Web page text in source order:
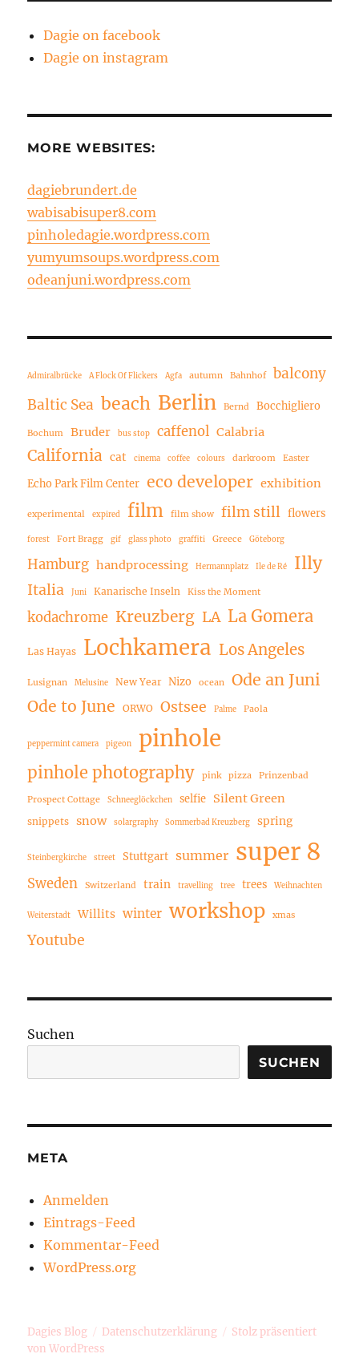
Dagie on facebook
Dagie on instagram
MORE WEBSITES:
dagiebrundert.de
wabisabisuper8.com
pinholedagie.wordpress.com
yumyumsoups.wordpress.com
odeanjuni.wordpress.com
Admiralbrücke A Flock Of Flickers Agfa autumn Bahnhof
balcony
Baltic Sea beach Berlin Bernd Bocchigliero
Bochum Bruder bus stop caffenol Calabria
California cat cinema coffee colours darkroom Easter
Echo Park Film Center eco developer exhibition
experimental expired film film show film still flowers
forest Fort Bragg gif glass photo graffiti Greece Göteborg
Hamburg handprocessing Hermannplatz Ile de Ré Illy
Italia Juni Kanarische Inseln Kiss the Moment
kodachrome Kreuzberg LA La Gomera
Las Hayas Lochkamera Los Angeles
Lusignan Melusine New Year Nizo ocean
Ode an Juni
Ode to June
ORWO Ostsee Palme Paola
peppermint camera pigeon pinhole
pinhole photography pink pizza Prinzenbad
Prospect Cottage Schneeglöckchen selfie Silent Green
snippets snow solargraphy Sommerbad Kreuzberg spring
Steinbergkirche street Stuttgart summer super 8
Sweden Switzerland train travelling tree trees Weihnachten
Weiterstadt Willits winter workshop xmas
Youtube
Suchen
SUCHEN
META
Anmelden
Eintrags-Feed
Kommentar-Feed
WordPress.org
Dagies Blog Datenschutzerklärung
Stolz präsentiert
von WordPress